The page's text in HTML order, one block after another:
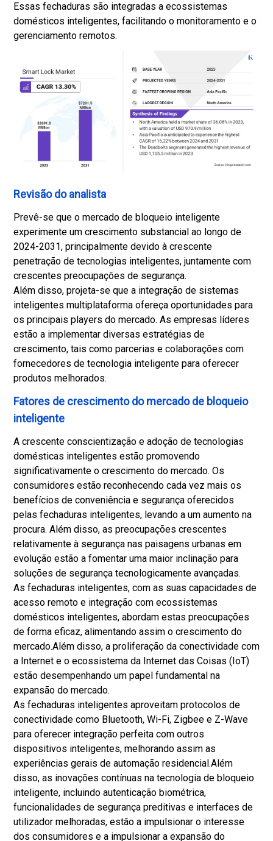
Essas fechaduras são integradas a ecossistemas
domésticos inteligentes, facilitando o monitoramento e o
gerenciamento remotos.
Revisão do analista
Prevê-se que o mercado de bloqueio inteligente
experimente um crescimento substancial ao longo de
2024-2031, principalmente devido à crescente
penetração de tecnologias inteligentes, juntamente com
crescentes preocupações de segurança.
Além disso, projeta-se que a integração de sistemas
inteligentes multiplataforma ofereça oportunidades para
os principais players do mercado. As empresas líderes
estão a implementar diversas estratégias de
crescimento, tais como parcerias e colaborações com
fornecedores de tecnologia inteligente para oferecer
produtos melhorados.
Fatores de crescimento do mercado de bloqueio
inteligente
A crescente conscientização e adoção de tecnologias
domésticas inteligentes estão promovendo
significativamente o crescimento do mercado. Os
consumidores estão reconhecendo cada vez mais os
benefícios de conveniência e segurança oferecidos
pelas fechaduras inteligentes, levando a um aumento na
procura. Além disso, as preocupações crescentes
relativamente à segurança nas paisagens urbanas em
evolução estão a fomentar uma maior inclinação para
soluções de segurança tecnologicamente avançadas.
As fechaduras inteligentes, com as suas capacidades de
acesso remoto e integração com ecossistemas
domésticos inteligentes, abordam estas preocupações
de forma eficaz, alimentando assim o crescimento do
mercado.Além disso, a proliferação da conectividade com
a Internet e o ecossistema da Internet das Coisas (IoT)
estão desempenhando um papel fundamental na
expansão do mercado.
As fechaduras inteligentes aproveitam protocolos de
conectividade como Bluetooth, Wi-Fi, Zigbee e Z-Wave
para oferecer integração perfeita com outros
dispositivos inteligentes, melhorando assim as
experiências gerais de automação residencial.Além
disso, as inovações contínuas na tecnologia de bloqueio
inteligente, incluindo autenticação biométrica,
funcionalidades de segurança preditivas e interfaces de
utilizador melhoradas, estão a impulsionar o interesse
dos consumidores e a impulsionar a expansão do